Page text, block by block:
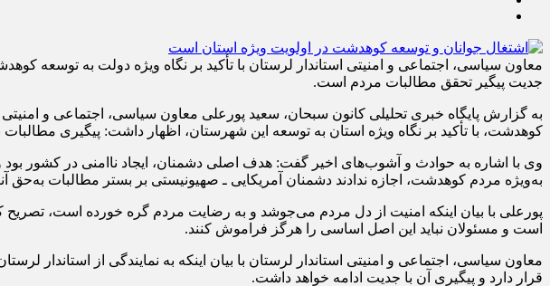
معاون سیاسی، اجتماعی و امنیتی استاندار لرستان با تأکید بر نگاه ویژه دولت به توسعه
جدیت پیگیر تحقق مطالبات مردم است.
به گزارش پایگاه خبری تحلیلی کانون سبحان، سعید پورعلی معاون سیاسی، اجتماعی و
کوهدشت، با تأکید بر نگاه ویژه استان به توسعه این شهرستان، اظهار داشت: پیگیری
وی با اشاره به حوادث و آشوب‌های اخیر گفت: هدف اصلی دشمنان، ایجاد ناامنی در کشور بود و
به‌ویژه مردم کوهدشت، اجازه ندادند دشمنان آمریکایی ـ صهیونیستی بر بستر مطالبات به‌حق
پورعلی با بیان اینکه امنیت از دل مردم می‌جوشد و به رضایت مردم گره خورده است، تصریح
است و مسئولان نباید این اصل اساسی را هرگز فراموش کنند.
معاون سیاسی، اجتماعی و امنیتی استاندار لرستان با بیان اینکه به نمایندگی از
قرار دارد و پیگیری آن با جدیت ادامه خواهد داشت.